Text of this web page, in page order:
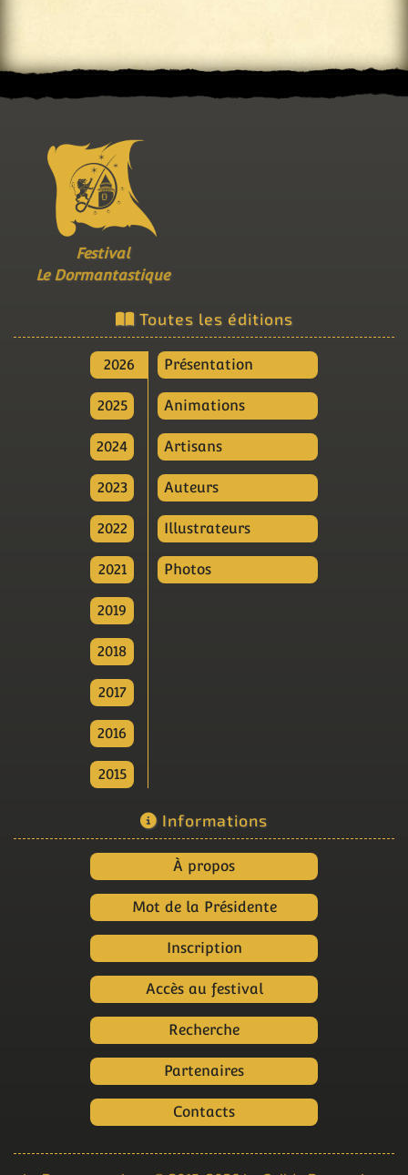
Festival
Le Dormantastique
Toutes les éditions
2026
2025
2024
2023
2022
2021
2019
2018
2017
2016
2015
Présentation
Animations
Artisans
Auteurs
Illustrateurs
Photos
Informations
À propos
Mot de la Présidente
Inscription
Accès au festival
Recherche
Partenaires
Contacts